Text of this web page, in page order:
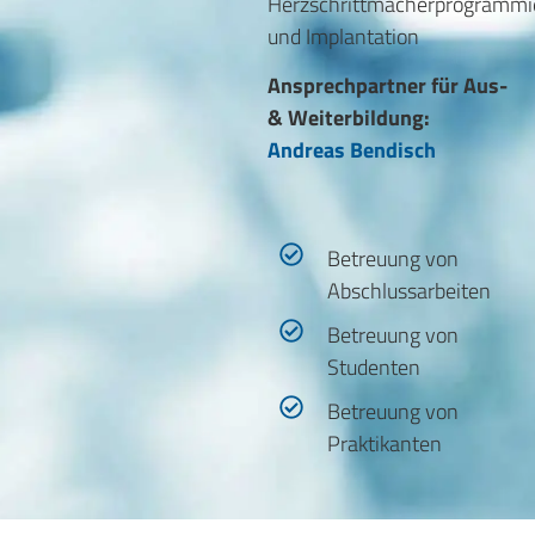
und Implantation
Ansprechpartner für Aus-
& Weiterbildung:
Andreas Bendisch
Betreuung von
Abschlussarbeiten
Betreuung von
Studenten
Betreuung von
Praktikanten